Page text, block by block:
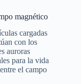
magnético
cargadas
con los
auroras
para la vida
el campo